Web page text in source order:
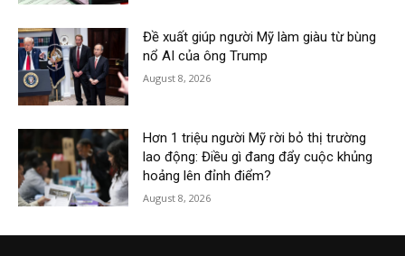
Đề xuất giúp người Mỹ làm giàu từ bùng
nổ AI của ông Trump
August 8, 2026
Hơn 1 triệu người Mỹ rời bỏ thị trường
lao động: Điều gì đang đẩy cuộc khủng
hoảng lên đỉnh điểm?
August 8, 2026